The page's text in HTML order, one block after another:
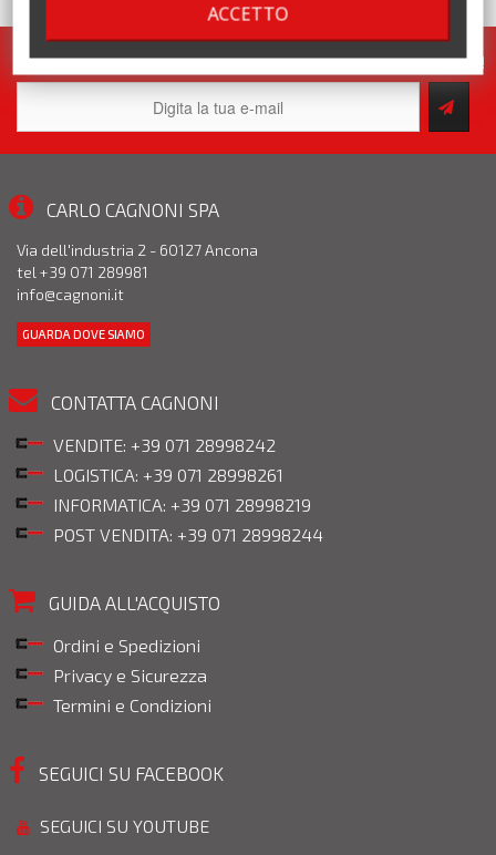
Iscriviti alla nostra newsletter. Pronte per te tante promozioni!
ACCETTO
CARLO CAGNONI SPA
Via dell'industria 2 - 60127 Ancona
tel +39 071 289981
info@cagnoni.it
GUARDA DOVE SIAMO
CONTATTA CAGNONI
VENDITE: +39 071 28998242
LOGISTICA: +39 071 28998261
INFORMATICA: +39 071 28998219
POST VENDITA: +39 071 28998244
GUIDA ALL'ACQUISTO
Ordini e Spedizioni
Privacy e Sicurezza
Termini e Condizioni
SEGUICI SU FACEBOOK
SEGUICI SU YOUTUBE